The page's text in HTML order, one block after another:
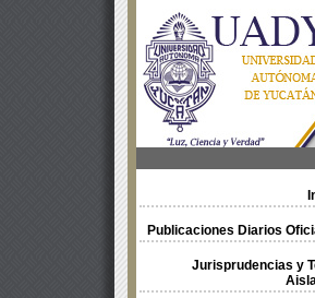
Publicaciones Diarios
Jurisprudencias y